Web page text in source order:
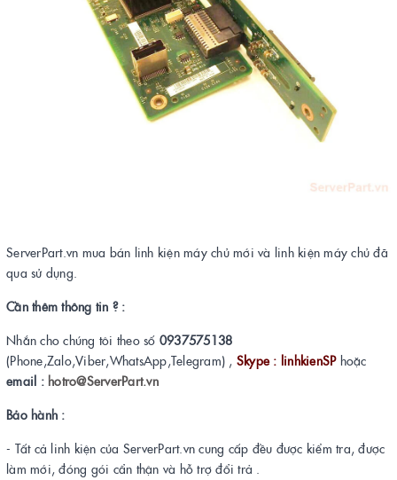
ServerPart.vn mua bán linh kiện máy chủ mới và linh kiện máy chủ đã
qua sử dụng.
Cần thêm thông tin ? :
Nhắn cho chúng tôi theo số 0937575138
(Phone,Zalo,Viber,WhatsApp,Telegram) , Skype : linhkienSPhoặc
email : hotro@ServerPart.vn
Bảo hành :
- Tất cả linh kiện của ServerPart.vn cung cấp đều được kiểm tra, được
làm mới, đóng gói cẩn thận và hỗ trợ đổi trả .